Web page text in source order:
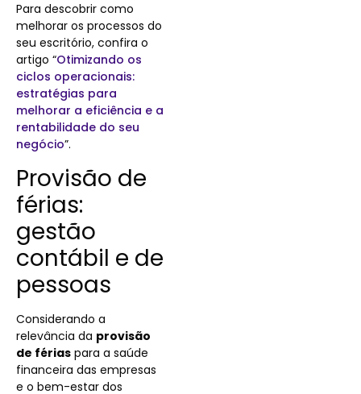
Para descobrir como
melhorar os processos do
seu escritório, confira o
artigo “Otimizando os
ciclos operacionais:
estratégias para
melhorar a eficiência e a
rentabilidade do seu
negócio”.
Provisão de
férias:
gestão
contábil e de
pessoas
Considerando a
relevância da provisão
de férias para a saúde
financeira das empresas
e o bem-estar dos